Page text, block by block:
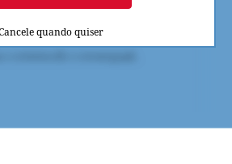
quando quiser